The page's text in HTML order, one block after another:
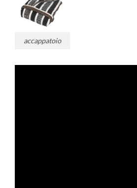
accappatoio